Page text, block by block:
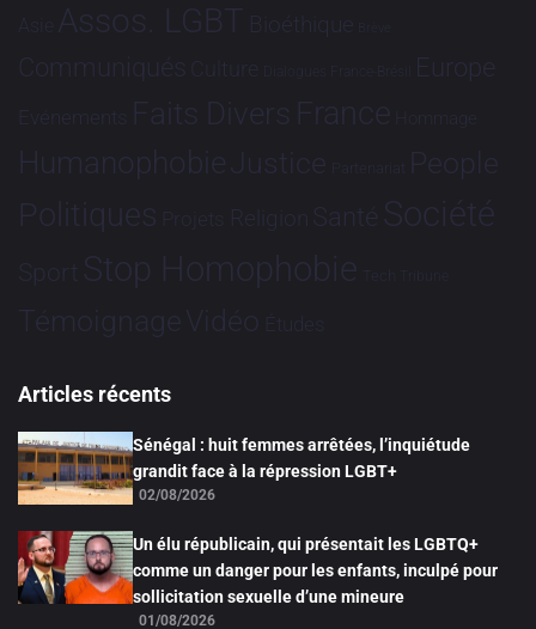
Asie Assos. LGBT Bioéthique Brève
Communiqués Culture Dialogues France-Brésil Europe
Evénements Faits Divers France Hommage
HumanophobieJustice Partenariat People
Politiques Projets Religion Santé Société
Sport Stop Homophobie Tech Tribune
TémoignageVidéo Études
Articles récents
Sénégal : huit femmes arrêtées, l’inquiétude
grandit face à la répression LGBT+
02/08/2026
Un élu républicain, qui présentait les LGBTQ+
comme un danger pour les enfants, inculpé pour
sollicitation sexuelle d’une mineure
01/08/2026